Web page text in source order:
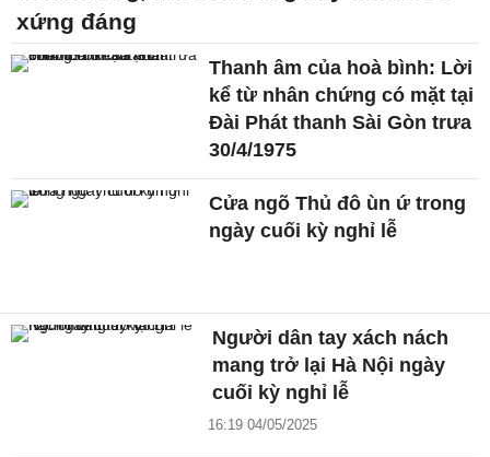
xứng đáng
Thanh âm của hoà bình: Lời
kể từ nhân chứng có mặt tại
Đài Phát thanh Sài Gòn trưa
30/4/1975
Cửa ngõ Thủ đô ùn ứ trong
ngày cuối kỳ nghỉ lễ
Người dân tay xách nách
mang trở lại Hà Nội ngày
cuối kỳ nghỉ lễ
16:19 04/05/2025